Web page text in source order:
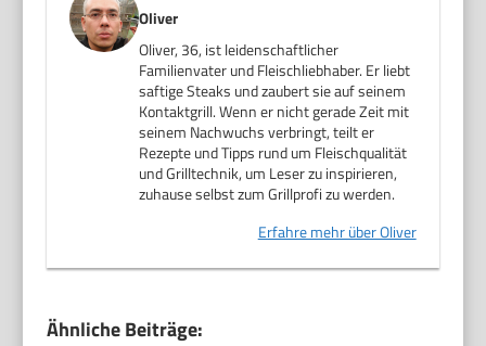
Oliver
Oliver, 36, ist leidenschaftlicher
Familienvater und Fleischliebhaber. Er liebt
saftige Steaks und zaubert sie auf seinem
Kontaktgrill. Wenn er nicht gerade Zeit mit
seinem Nachwuchs verbringt, teilt er
Rezepte und Tipps rund um Fleischqualität
und Grilltechnik, um Leser zu inspirieren,
zuhause selbst zum Grillprofi zu werden.
Erfahre mehr über Oliver
Ähnliche Beiträge: